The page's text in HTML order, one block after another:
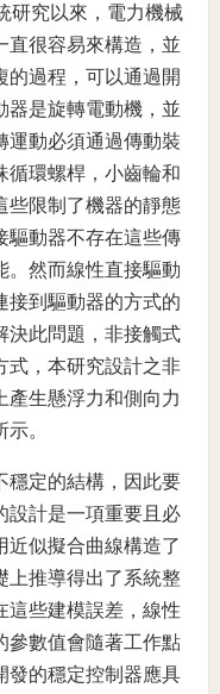
研究以來，電力機械
直很容易來構造，並
的過程，可以通過開
器是旋轉電動機，並
運動必須通過傳動裝
循環螺桿，小齒輪和
些限制了機器的靜態
驅動器不存在這些傳
。然而線性直接驅動
接到驅動器的方式的
決此問題，非接觸式
式，本研究設計之非
產生懸浮力和側向力
。
穩定的結構，因此要
設計是一項重要且必
近似擬合曲線構造了
上推導得出了系統整
這些建模誤差，線性
參數值會隨著工作點
發的穩定控制器應具